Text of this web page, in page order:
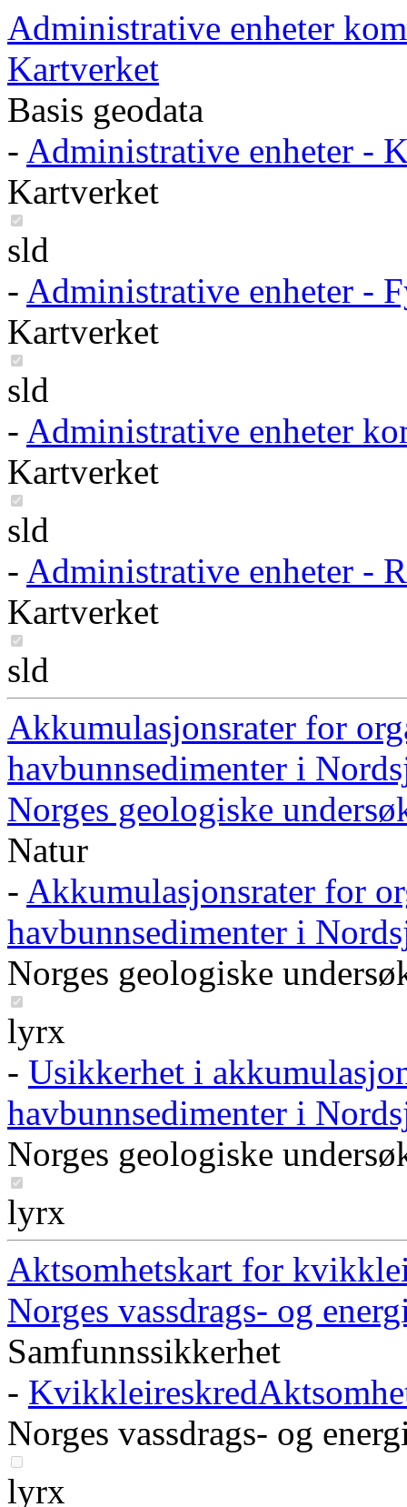
Administrative enheter
Kartverket
Basis geodata
- Administrative enheter -
Kartverket
sld
- Administrative enheter -
Kartverket
sld
- Administrative enheter
Kartverket
sld
- Administrative enheter -
Kartverket
sld
Akkumulasjonsrater for
havbunnsedimenter i
Norges geologiske
Natur
- Akkumulasjonsrater for
havbunnsedimenter i
Norges geologiske
lyrx
- Usikkerhet i
havbunnsedimenter i
Norges geologiske
lyrx
Aktsomhetskart for
Norges vassdrags- og
Samfunnssikkerhet
-
Norges vassdrags- og
lyrx